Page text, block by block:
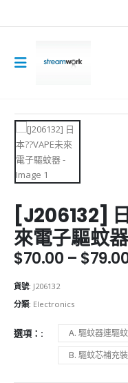
[J206132]
來電子驅蚊器
$70.00 – $
貨號: J206132
分類: Electronics
選項：
A. 驅蚊器連驅
B. 驅蚊芯補充